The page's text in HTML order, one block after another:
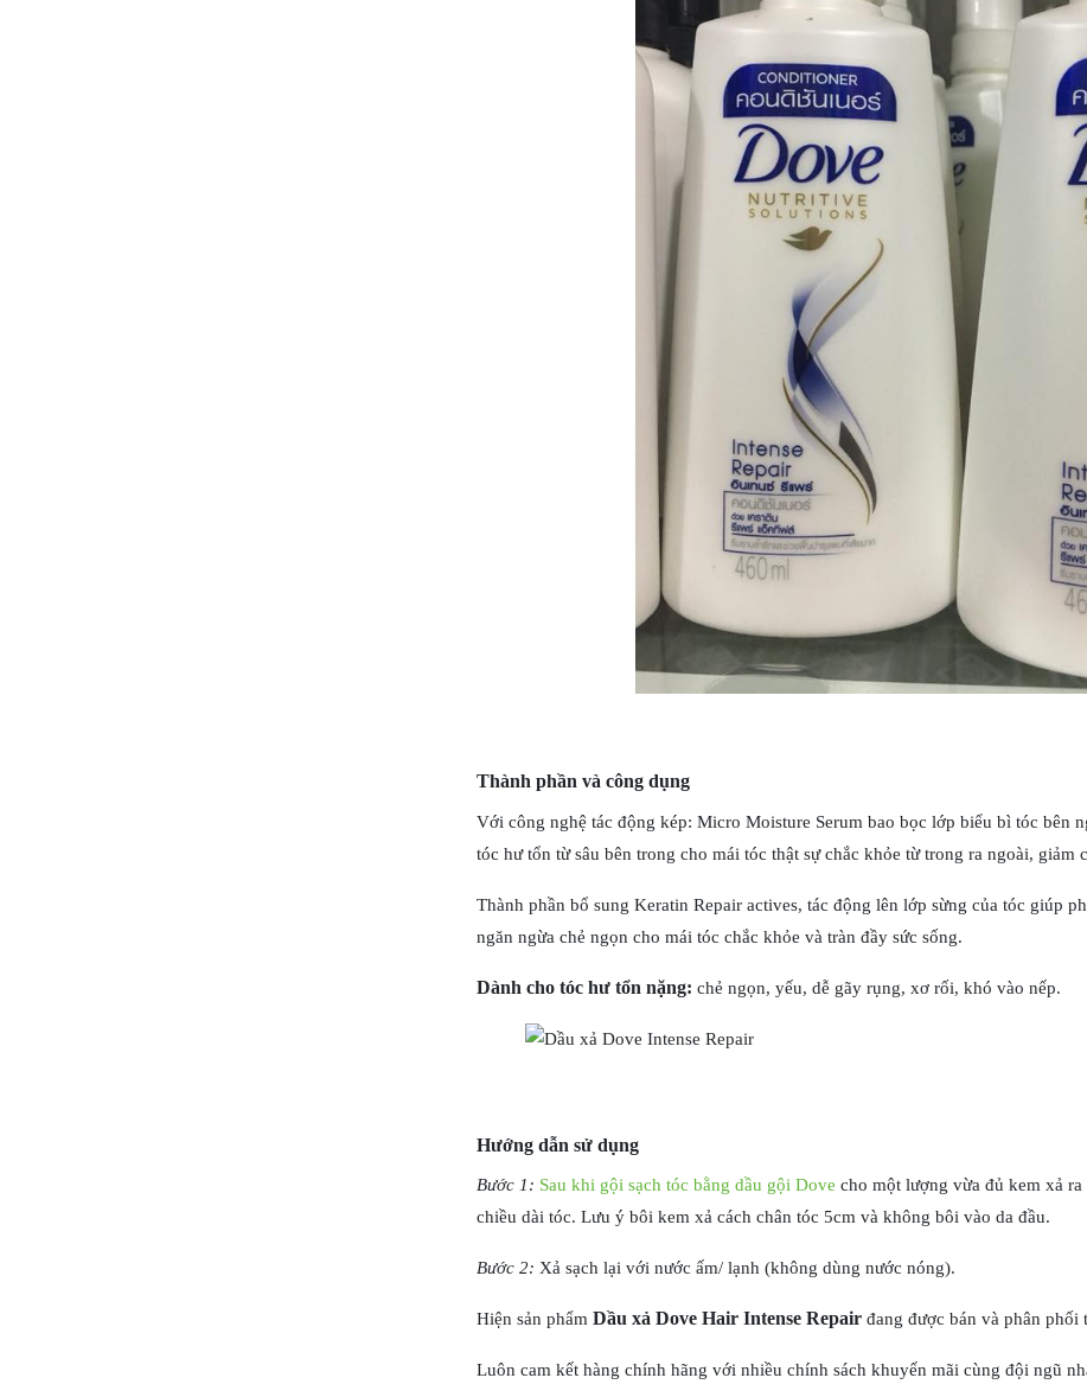
Thành phần và công dụng
Với công nghệ tác động kép: Micro Moisture Serum bao bọc lớp biểu bì tóc bên
tóc hư tổn từ sâu bên trong cho mái tóc thật sự chắc khỏe từ trong ra ngoài, giảm
Thành phần bổ sung Keratin Repair actives, tác động lên lớp sừng của tóc giúp
ngăn ngừa chẻ ngọn cho mái tóc chắc khỏe và tràn đầy sức sống.
Dành cho tóc hư tổn nặng: chẻ ngọn, yếu, dễ gãy rụng, xơ rối, khó vào nếp.
Hướng dẫn sử dụng
Bước 1: Sau khi gội sạch tóc bằng dầu gội Dove cho một lượng vừa đủ kem xả
chiều dài tóc. Lưu ý bôi kem xả cách chân tóc 5cm và không bôi vào da đầu.
Bước 2: Xả sạch lại với nước ấm/ lạnh (không dùng nước nóng).
Hiện sản phẩm Dầu xả Dove Hair Intense Repair đang được bán và phân phối
Luôn cam kết hàng chính hãng với nhiều chính sách khuyến mãi cùng đội ngũ